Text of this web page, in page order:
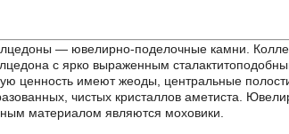
— ювелирно-поделочные камни.
с ярко выраженным
ценность имеют жеоды, центральные
чистых кристаллов аметиста.
материалом являются моховики.